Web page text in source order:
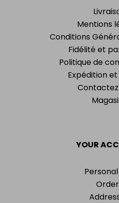
Mentions
Conditions
Fidélité et
Politique de
Expédition
YOUR